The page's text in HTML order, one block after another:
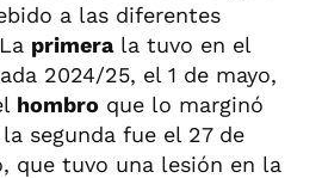
a las diferentes
primerala tuvo en el
2024/25, el 1 de mayo,
hombro que lo marginó
segunda fue el 27 de
que tuvo una lesión en la